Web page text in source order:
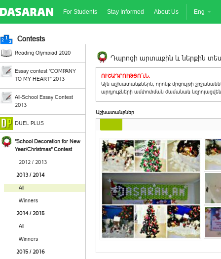
For Students Stay Informed About Us Eng
Contests
Reading Olympiad 2020
Essay contest "COMPANY
TO MY HEART" 2013
All-School Essay Contest
2013
DUEL PLUS
"School Decoration for New
Year/Christmas" Contest
2012 / 2013
2013 / 2014
All
Winners
2014 / 2015
All
Winners
2015 / 2016
Դպրոցի արտաքին և ներքին
ՈՒՇԱԴՐՈՒԹՅՈ´ւՆ.
Այն աշխատանքներն, որոնք մրցույթի
արդյուքների ամփոփման ժամանակ
Աշխատանքներ